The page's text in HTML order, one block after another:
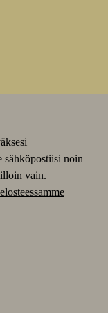
sähköpostiisi noin
vain.